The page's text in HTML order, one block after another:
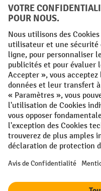
Conditions générales
Protection des Données
All prices excl. VAT plus
if not stated otherwise.
¹ La remise est valable jusqu'à
s'applique pas aux prix
avec d'autres réductions en
réduction unique est offerte
toute commande d'un montant
jusqu'à 10 %. Les